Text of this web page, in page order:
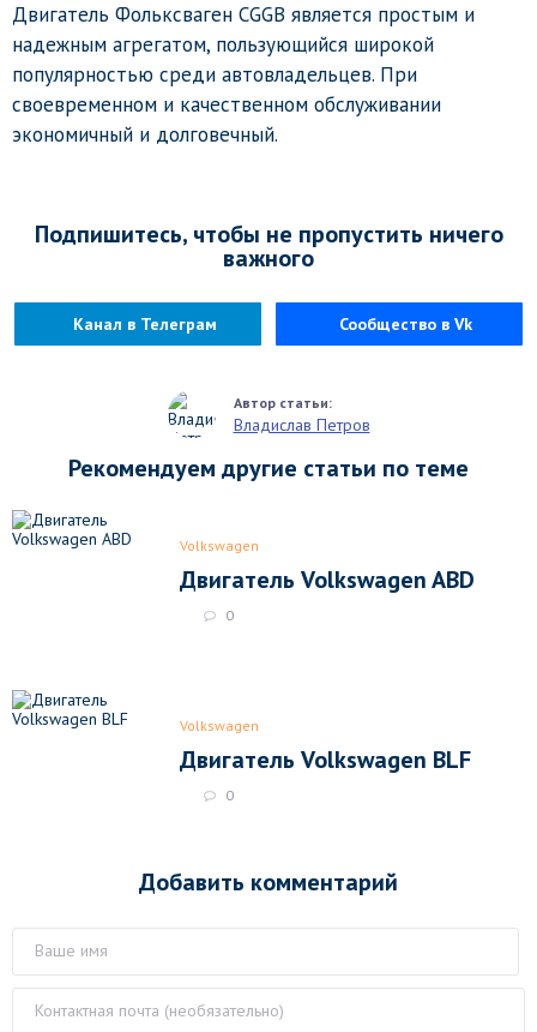
Двигатель Фольксваген CGGB является простым и
надежным агрегатом, пользующийся широкой
популярностью среди автовладельцев. При
своевременном и качественном обслуживании
экономичный и долговечный.
Подпишитесь, чтобы не пропустить ничего
важного
Канал в Телеграм Сообщество в Vk
Владислав Петров
Рекомендуем другие статьи по теме
Volkswagen
Двигатель Volkswagen ABD
0
Volkswagen
Двигатель Volkswagen BLF
0
Добавить комментарий